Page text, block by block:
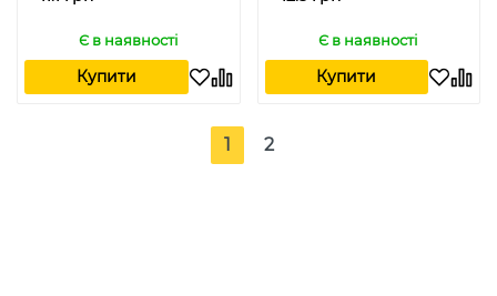
Є в наявності
Купити
Є в наявності
Купити
1 2